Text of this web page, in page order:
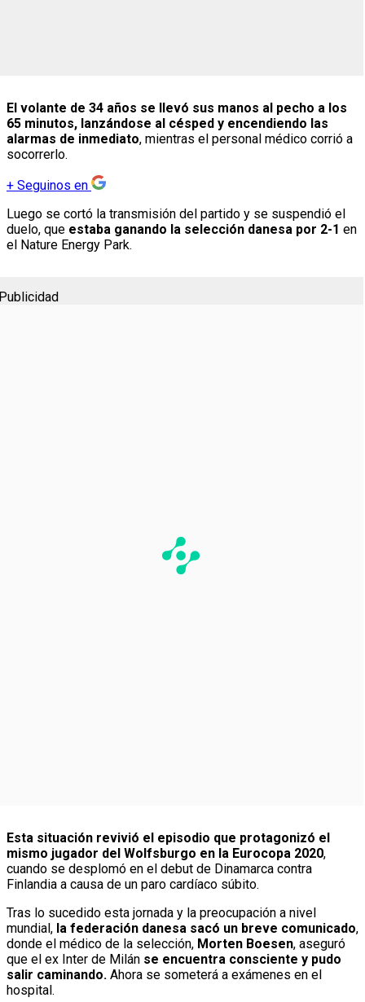
El volante de 34 años se llevó sus manos al pecho a los
65 minutos, lanzándose al césped y encendiendo las
alarmas de inmediato, mientras el personal médico corrió a
socorrerlo.
+ Seguinos en
Luego se cortó la transmisión del partido y se suspendió el
duelo, que estaba ganando la selección danesa por 2-1 en
el Nature Energy Park.
Esta situación revivió el episodio que protagonizó el
mismo jugador del Wolfsburgo en la Eurocopa 2020,
cuando se desplomó en el debut de Dinamarca contra
Finlandia a causa de un paro cardíaco súbito.
Tras lo sucedido esta jornada y la preocupación a nivel
mundial, la federación danesa sacó un breve comunicado,
donde el médico de la selección, Morten Boesen, aseguró
que el ex Inter de Milán se encuentra consciente y pudo
salir caminando. Ahora se someterá a exámenes en el
hospital.